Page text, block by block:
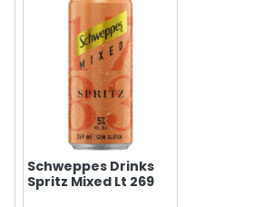
Schweppes Drinks
Spritz Mixed Lt 269